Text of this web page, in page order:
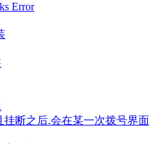
Error
挂断之后.会在某一次拨号界面